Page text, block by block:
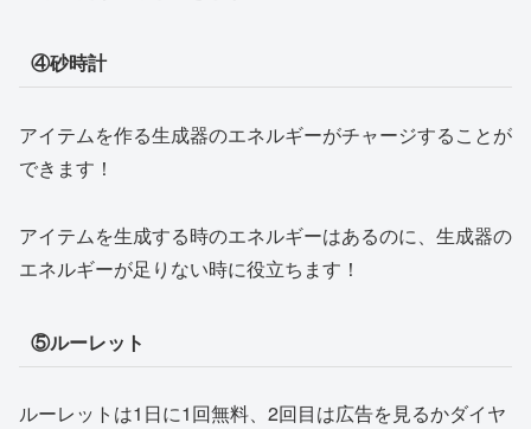
④砂時計
アイテムを作る生成器のエネルギーがチャージすることが
できます！
アイテムを生成する時のエネルギーはあるのに、生成器の
エネルギーが足りない時に役立ちます！
⑤ルーレット
ルーレットは1日に1回無料、2回目は広告を見るかダイヤ